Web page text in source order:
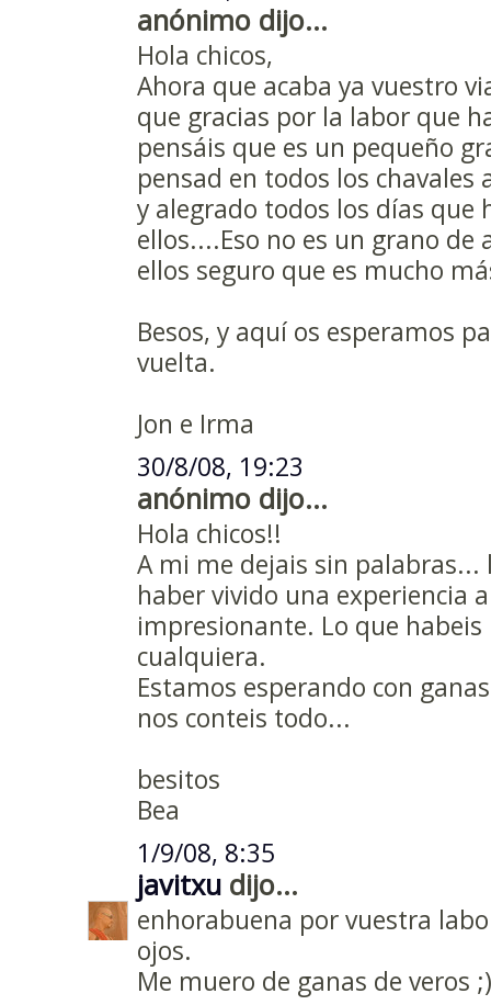
anónimo dijo...
Hola chicos,
Ahora que acaba ya vuestro
que gracias por la labor que
pensáis que es un pequeño
pensad en todos los chavales
y alegrado todos los días que
ellos....Eso no es un grano de
ellos seguro que es mucho
Besos, y aquí os esperamos
vuelta.
Jon e Irma
30/8/08, 19:23
anónimo dijo...
Hola chicos!!
A mi me dejais sin
haber vivido una experiencia
impresionante. Lo que habeis
cualquiera.
Estamos esperando con
nos conteis todo...
besitos
Bea
1/9/08, 8:35
javitxu dijo...
enhorabuena por vuestra
ojos.
Me muero de ganas de veros ;)